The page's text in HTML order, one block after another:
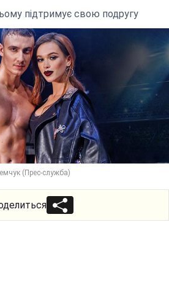
підтримує свою подругу
(Прес-служба)